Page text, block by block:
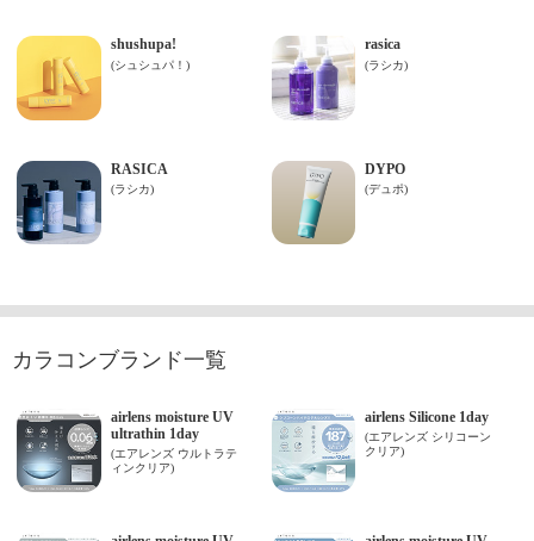
カラコンブランド一覧